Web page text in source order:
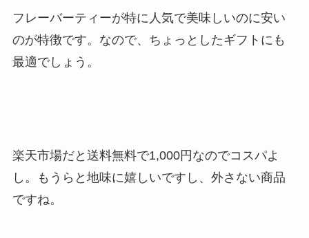
フレーバーティーが特に人気で美味しいのに安い
のが特徴です。なので、ちょっとしたギフトにも
最適でしょう。
楽天市場だと送料無料で1,000円なのでコスパよ
し。もうらと地味に嬉しいですし、外さない商品
ですね。